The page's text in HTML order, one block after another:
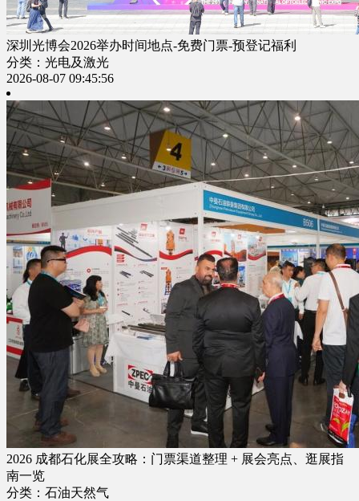
深圳光博会2026举办时间地点-免费门票-预登记福利
分类：光电及激光
2026-08-07 09:45:56
2026 成都石化展全攻略：门票渠道整理 + 展会亮点、逛展指
南一览
分类：石油天然气